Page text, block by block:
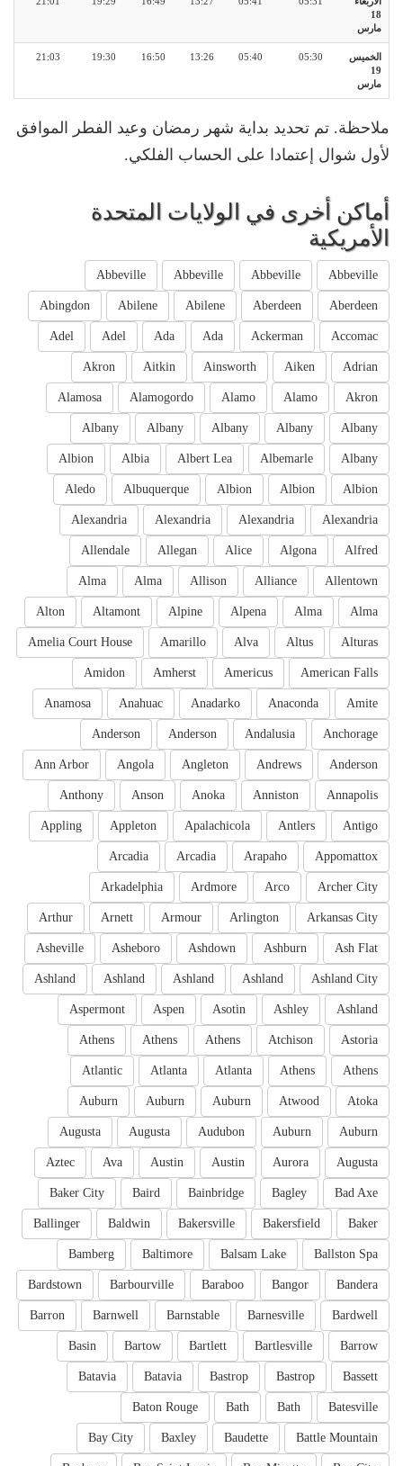
18
مارس
الخميس
19
مارس
05:30
05:40
13:26
16:50
19:30
21:03
ملاحظة. تم تحديد بداية شهر رمضان وعيد الفطر الموافق
لأول شوال إعتمادا على الحساب الفلكي.
أماكن أخرى في الولايات المتحدة
الأمريكية
Abbeville
Abbeville
Abbeville
Abbeville
Aberdeen
Aberdeen
Abilene
Abilene
Abingdon
Accomac
Ackerman
Ada
Ada
Adel
Adel
Adrian
Aiken
Ainsworth
Aitkin
Akron
Akron
Alamo
Alamo
Alamogordo
Alamosa
Albany
Albany
Albany
Albany
Albany
Albany
Albemarle
Albert Lea
Albia
Albion
Albion
Albion
Albion
Albuquerque
Aledo
Alexandria
Alexandria
Alexandria
Alexandria
Alfred
Algona
Alice
Allegan
Allendale
Allentown
Alliance
Allison
Alma
Alma
Alma
Alma
Alpena
Alpine
Altamont
Alton
Alturas
Altus
Alva
Amarillo
Amelia Court House
American Falls
Americus
Amherst
Amidon
Amite
Anaconda
Anadarko
Anahuac
Anamosa
Anchorage
Andalusia
Anderson
Anderson
Anderson
Andrews
Angleton
Angola
Ann Arbor
Annapolis
Anniston
Anoka
Anson
Anthony
Antigo
Antlers
Apalachicola
Appleton
Appling
Appomattox
Arapaho
Arcadia
Arcadia
Archer City
Arco
Ardmore
Arkadelphia
Arkansas City
Arlington
Armour
Arnett
Arthur
Ash Flat
Ashburn
Ashdown
Asheboro
Asheville
Ashland City
Ashland
Ashland
Ashland
Ashland
Ashland
Ashley
Asotin
Aspen
Aspermont
Astoria
Atchison
Athens
Athens
Athens
Athens
Athens
Atlanta
Atlanta
Atlantic
Atoka
Atwood
Auburn
Auburn
Auburn
Auburn
Auburn
Audubon
Augusta
Augusta
Augusta
Aurora
Austin
Austin
Ava
Aztec
Bad Axe
Bagley
Bainbridge
Baird
Baker City
Baker
Bakersfield
Bakersville
Baldwin
Ballinger
Ballston Spa
Balsam Lake
Baltimore
Bamberg
Bandera
Bangor
Baraboo
Barbourville
Bardstown
Bardwell
Barnesville
Barnstable
Barnwell
Barron
Barrow
Bartlesville
Bartlett
Bartow
Basin
Bassett
Bastrop
Bastrop
Batavia
Batavia
Batesville
Bath
Bath
Baton Rouge
Battle Mountain
Baudette
Baxley
Bay City